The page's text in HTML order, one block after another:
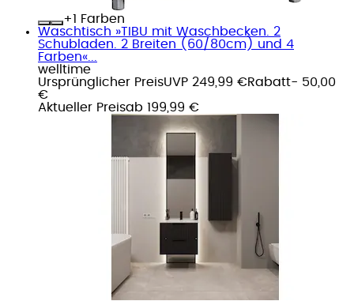
+
Farben
Waschtisch »TIBU mit Waschbecken. 2
Schubladen. 2 Breiten (60/80cm) und 4
Farben«...
welltime
Ursprünglicher PreisUVP 249,99 €Rabatt- 50,00
€
Aktueller Preisab 199,99 €